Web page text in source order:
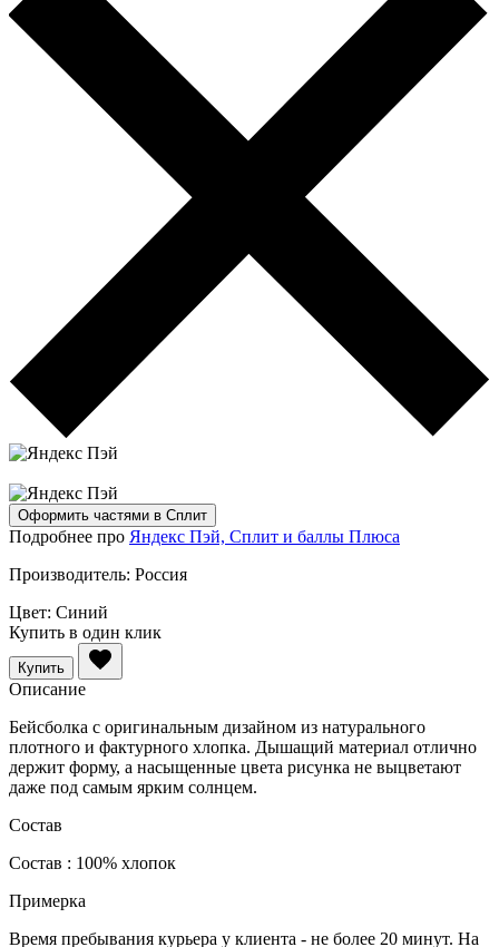
Оформить частями в Сплит
Подробнее про Яндекс Пэй, Сплит и баллы Плюса
Производитель: Россия
Цвет: Синий
Купить в один клик
Купить
Описание
Бейсболка с оригинальным дизайном из натурального
плотного и фактурного хлопка. Дышащий материал отлично
держит форму, а насыщенные цвета рисунка не выцветают
даже под самым ярким солнцем.
Состав
Состав : 100% хлопок
Примерка
Время пребывания курьера у клиента - не более 20 минут. На